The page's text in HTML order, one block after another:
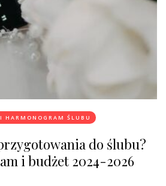
HARMONOGRAM ŚLUBU
do ślubu?
i budżet 2024-2026